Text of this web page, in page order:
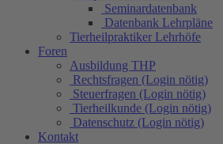
Seminardatenbank
Datenbank Lehrpläne
Tierheilpraktiker Lehrhöfe
Foren
Ausbildung THP
Rechtsfragen (Login nötig)
Steuerfragen (Login nötig)
Tierheilkunde (Login nötig)
Datenschutz (Login nötig)
Kontakt